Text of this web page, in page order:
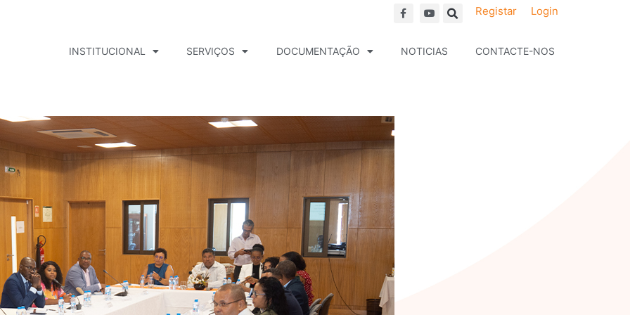
F
a
b
o
Y
o
u
b
Registar Login
INSTITUCIONAL SERVIÇOS DOCUMENTAÇÃO NOTICIAS CONTACTE-NOS